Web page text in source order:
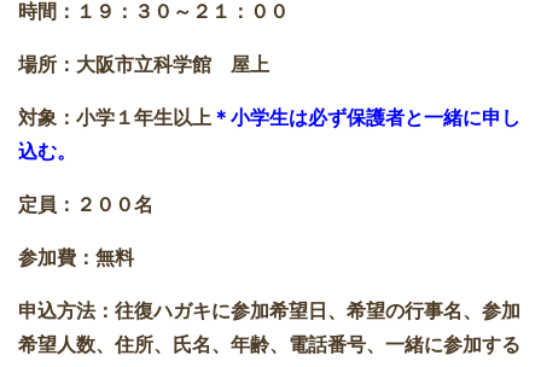
時間：１９：３０～２１：００
場所：大阪市立科学館 屋上
対象：小学１年生以上 ＊小学生は必ず保護者と一緒に申し
込む。
定員：２００名
参加費：無料
申込方法：往復ハガキに参加希望日、希望の行事名、参加
希望人数、住所、氏名、年齢、電話番号、一緒に参加する